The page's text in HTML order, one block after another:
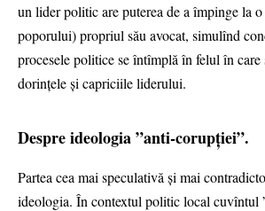
un lider politic are puterea de a împinge la
poporului) propriul său avocat, simulînd
procesele politice se întîmplă în felul în care
dorințele și capriciile liderului.
Despre ideologia ”anti-corupției”.
Partea cea mai speculativă și mai
ideologia. În contextul politic local cuvîntul